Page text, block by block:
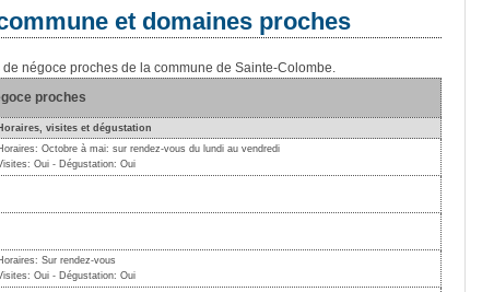
et domaines proches
négoce proches de la commune de Sainte-Colombe.
proches
Horaires, visites et dégustation
Octobre à mai: sur rendez-vous du lundi au vendredi
Oui - Dégustation: Oui
Sur rendez-vous
Oui - Dégustation: Oui